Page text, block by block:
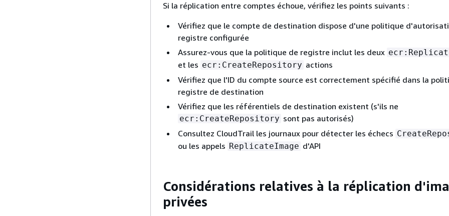
Si la réplication entre comptes échoue, vérifiez les points suivants :
Vérifiez que le compte de destination dispose d'une politique
registre configurée
Assurez-vous que la politique de registre inclut les deux
et les ecr:CreateRepository actions
Vérifiez que l'ID du compte source est correctement spécifié dans la
registre de destination
Vérifiez que les référentiels de destination existent (s'ils ne
ecr:CreateRepository sont pas autorisés)
Consultez CloudTrail les journaux pour détecter les échecs
ou les appels ReplicateImage d'API
Considérations relatives à la réplication
privées